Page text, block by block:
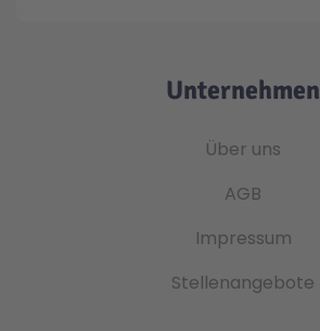
Unternehmen
Über uns
AGB
Impressum
Stellenangebote